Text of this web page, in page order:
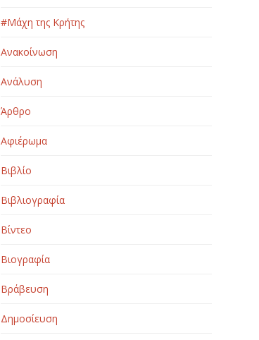
#Μάχη της Κρήτης
Ανακοίνωση
Ανάλυση
Άρθρο
Αφιέρωμα
Βιβλίο
Βιβλιογραφία
Βίντεο
Βιογραφία
Βράβευση
Δημοσίευση